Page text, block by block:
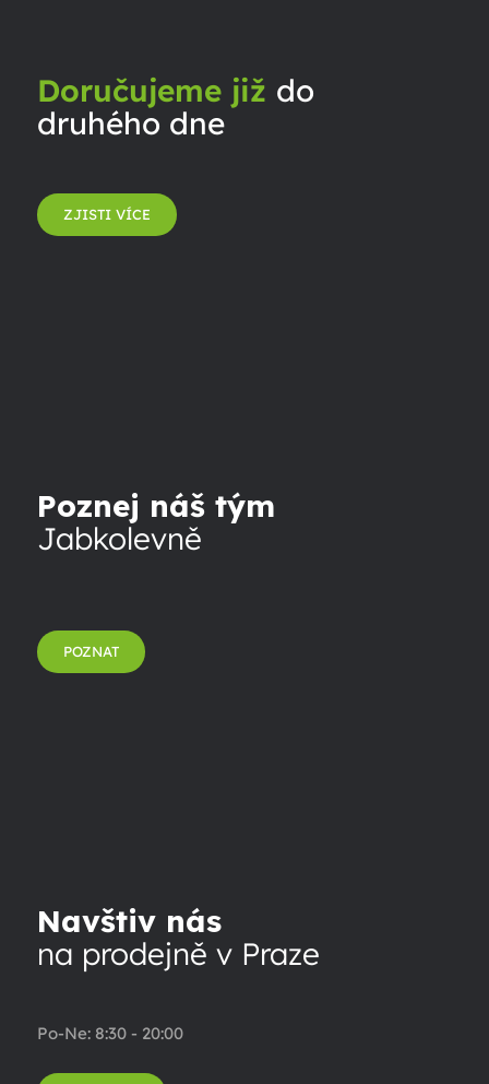
Doručujeme již do
druhého dne
ZJISTI VÍCE
Poznej náš tým
Jabkolevně
POZNAT
Navštiv nás
na prodejně v Praze
Po-Ne: 8:30 - 20:00